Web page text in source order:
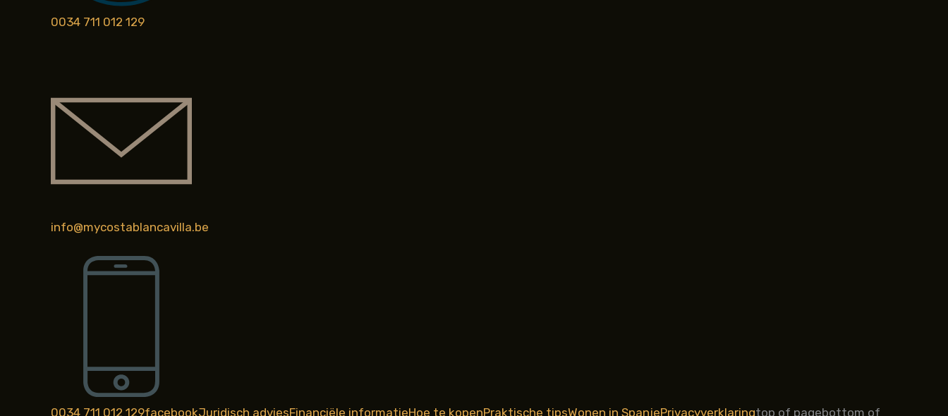
0034 711 012 129
info@mycostablancavilla.be
0034 711 012 129facebookJuridisch adviesFinanciële informatieHoe te kopenPraktische tipsWonen in SpanjePrivacyverklaringtop of pagebottom of